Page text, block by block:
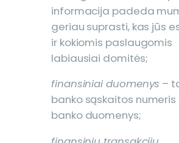
informacija padeda
geriau suprasti, kas jūs
ir kokiomis paslaugomis
labiausiai domitės;
finansiniai duomenys –
banko sąskaitos numeris
banko duomenys;